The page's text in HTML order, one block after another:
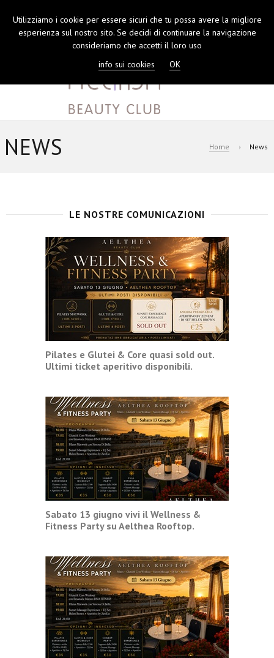
NEWS Home News
LE NOSTRE COMUNICAZIONI
Pilates e Glutei & Core quasi sold out.
Ultimi ticket aperitivo disponibili.
Sabato 13 giugno vivi il Wellness &
Fitness Party su Aelthea Rooftop.
Utilizziamo i cookie per essere sicuri che tu possa avere la migliore
esperienza sul nostro sito. Se decidi di continuare la navigazione
consideriamo che accetti il loro uso
info sui cookies
OK